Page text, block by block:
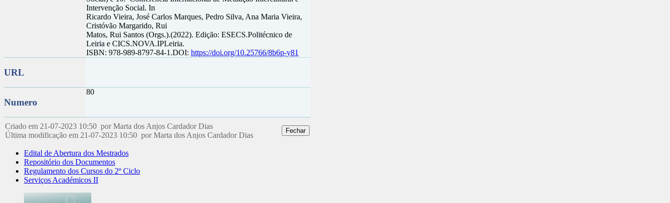
Intervenção Social. In
Ricardo Vieira, José Carlos Marques, Pedro Silva, Ana Maria Vieira,
Cristóvão Margarido, Rui
Matos, Rui Santos (Orgs.).(2022). Edição: ESECS.Politécnico de
Leiria e CICS.NOVA.IPLeiria.
ISBN: 978-989-8797-84-1.DOI: https://doi.org/10.25766/8b6p-y81
URL
Numero
80
Criado em 21-07-2023 10:50 por Marta dos Anjos Cardador Dias
Última modificação em 21-07-2023 10:50 por Marta dos Anjos Cardador Dias
Edital de Abertura dos Mestrados
Repositório dos Documentos
Regulamento dos Cursos do 2º Ciclo
Serviços Académicos II